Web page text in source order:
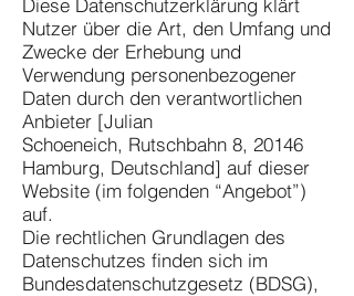
Diese Datenschutzerklärung klärt
Nutzer über die Art, den Umfang und
Zwecke der Erhebung und
Verwendung personenbezogener
Daten durch den verantwortlichen
Anbieter [Julian
Schoeneich, Rutschbahn 8, 20146
Hamburg, Deutschland] auf dieser
Website (im folgenden “Angebot”)
auf.
Die rechtlichen Grundlagen des
Datenschutzes finden sich im
Bundesdatenschutzgesetz (BDSG),